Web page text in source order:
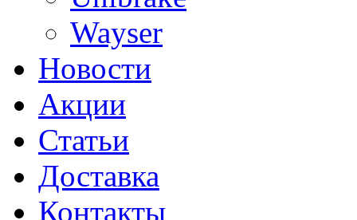
Wayser
Новости
Акции
Статьи
Доставка
Контакты